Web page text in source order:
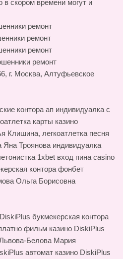
в скором времени могут и
ремонт
ремонт
ремонт
ремонт
г. Москва, Алтуфьевское
контора ап индивидуалка с
карты казино
Клишина, легкоатлетка песня
Яна Троянова индивидуалка
1xbet вход пина casino
контора фонбет
Ольга Борисовна
букмекерская контора
фильм казино DiskiPlus
Белова Мария
автомат казино DiskiPlus